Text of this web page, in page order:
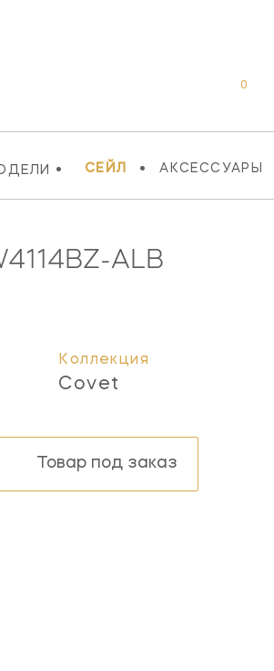
• СЕЙЛ • АКСЕССУАРЫ
0
ALB
Коллекция
Covet
Товар под заказ